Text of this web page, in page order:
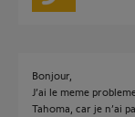
Bonjour,
J’ai le meme
Tahoma, car je n’ai